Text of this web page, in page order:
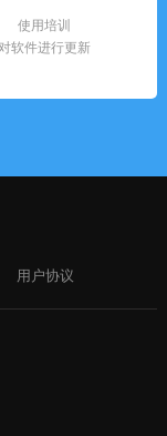
使用培训
软件进行更新
用户协议